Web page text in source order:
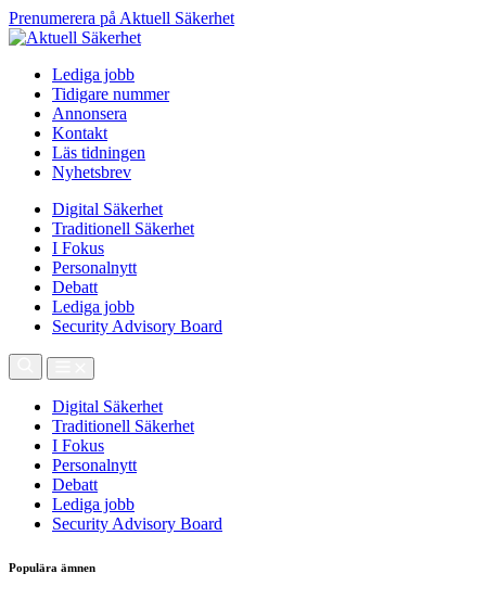
Prenumerera på Aktuell Säkerhet
Lediga jobb
Tidigare nummer
Annonsera
Kontakt
Läs tidningen
Nyhetsbrev
Digital Säkerhet
Traditionell Säkerhet
I Fokus
Personalnytt
Debatt
Lediga jobb
Security Advisory Board
Digital Säkerhet
Traditionell Säkerhet
I Fokus
Personalnytt
Debatt
Lediga jobb
Security Advisory Board
Populära ämnen